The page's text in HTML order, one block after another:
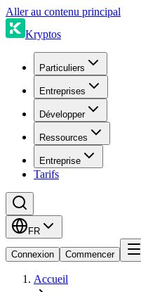
Aller au contenu principal
Kryptos
Particuliers
Entreprises
Développer
Ressources
Entreprise
Tarifs
FR
Connexion Commencer
Accueil